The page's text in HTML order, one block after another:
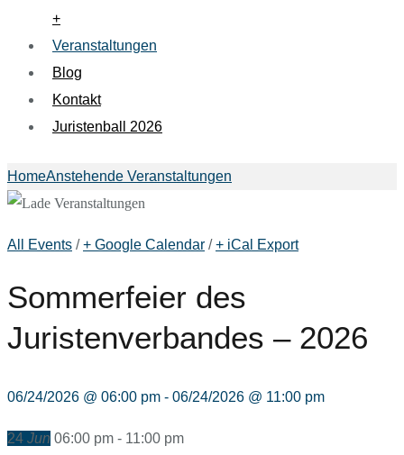
+
Veranstaltungen
Blog
Kontakt
Juristenball 2026
HomeAnstehende Veranstaltungen
All Events / + Google Calendar / + iCal Export
Sommerfeier des
Juristenverbandes – 2026
06/24/2026 @ 06:00 pm - 06/24/2026 @ 11:00 pm
24 Jun 06:00 pm - 11:00 pm